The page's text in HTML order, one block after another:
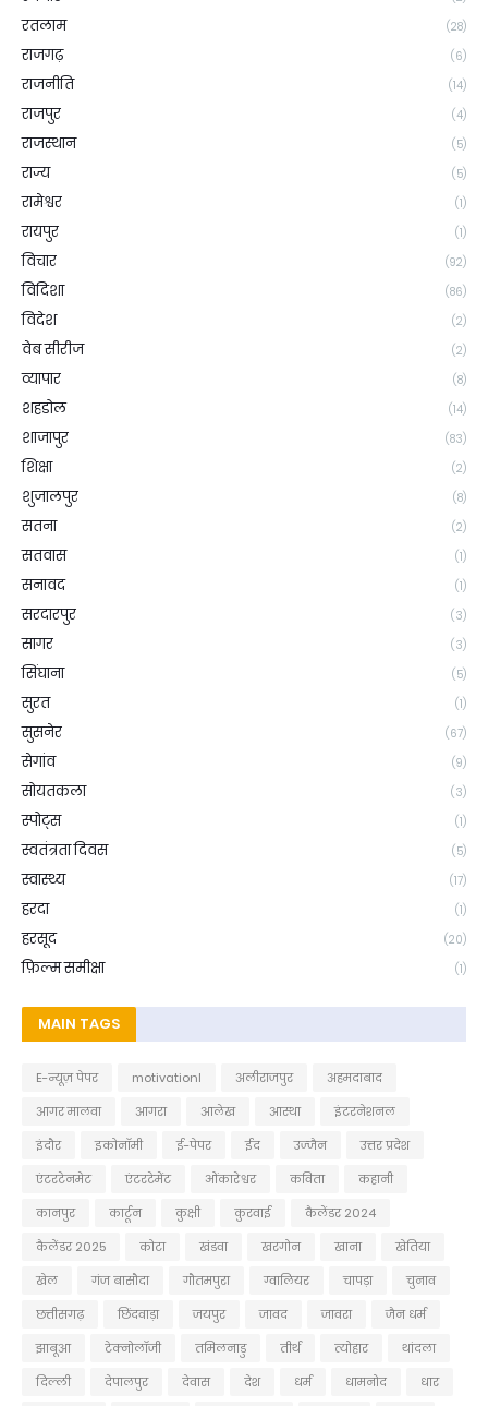
रतलाम (28)
राजगढ़ (6)
राजनीति (14)
राजपुर (4)
राजस्थान (5)
राज्य (5)
रामेश्वर (1)
रायपुर (1)
विचार (92)
विदिशा (86)
विदेश (2)
वेब सीरीज (2)
व्यापार (8)
शहडोल (14)
शाजापुर (83)
शिक्षा (2)
शुजालपुर (8)
सतना (2)
सतवास (1)
सनावद (1)
सरदारपुर (3)
सागर (3)
सिंघाना (5)
सुरत (1)
सुसनेर (67)
सेगांव (9)
सोयतकला (3)
स्पोट्स (1)
स्वतंत्रता दिवस (5)
स्वास्थ्य (17)
हरदा (1)
हरसूद (20)
फ़िल्म समीक्षा (1)
MAIN TAGS
E-न्यूज़ पेपर motivationl अलीराजपुर
अहमदाबाद
आगर मालवा
आगरा आलेख आस्था
इंटरनेशनल
इंदौर
इकोनॉमी ई-पेपर ईद उज्जैन
उत्तर प्रदेश
एंटरटेनमेट
एंटरटेमेंट ओंकारेश्वर कविता
कहानी
कानपुर
कार्टून कुक्षी कुरवाई
कैलेंडर 2024
कैलेंडर 2025
कोटा खंडवा खरगोन खाना
खेतिया
खेल
गंज बासौदा गौतमपुरा ग्वालियर चापड़ा
चुनाव
छत्तीसगढ़
छिंदवाड़ा जयपुर जावद जावरा
जैन धर्म
झाबूआ
टेक्नोलॉजी तमिलनाडु तीर्थ त्योहार
थांदला
दिल्ली
देपालपुर देवास देश धर्म धामनोद
धार